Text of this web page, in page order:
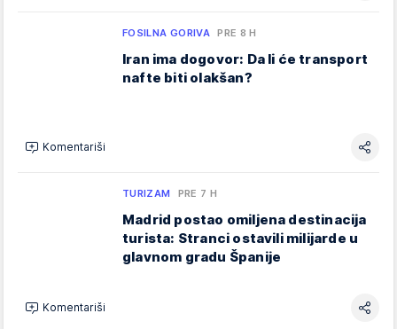
FOSILNA GORIVA PRE 8 H
Iran ima dogovor: Da li će transport
nafte biti olakšan?
Komentariši
TURIZAM PRE 7 H
Madrid postao omiljena destinacija
turista: Stranci ostavili milijarde u
glavnom gradu Španije
Komentariši